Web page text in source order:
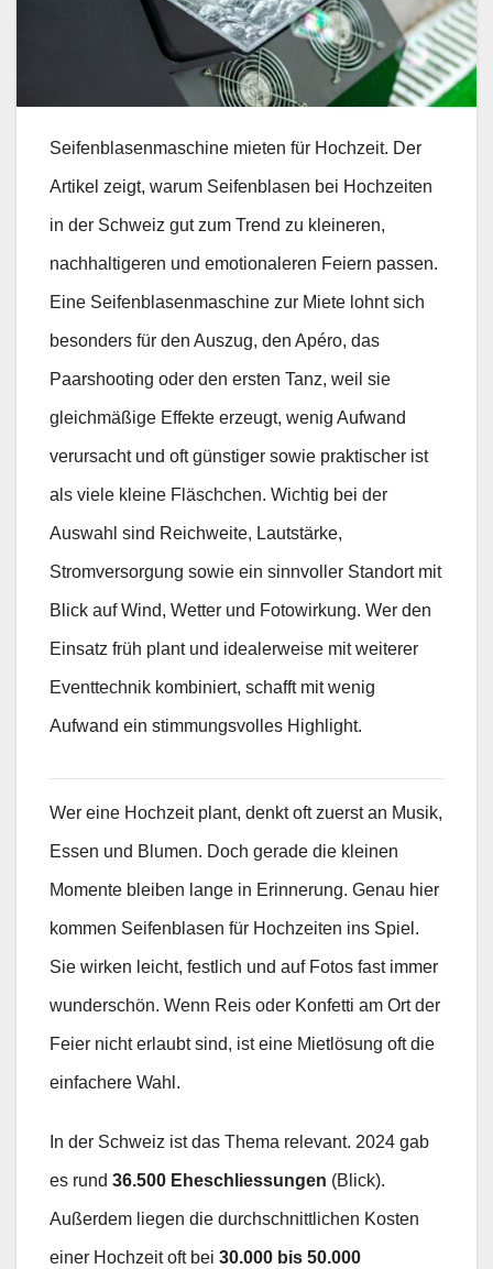
Seifenblasenmaschine mieten für Hochzeit. Der
Artikel zeigt, warum Seifenblasen bei Hochzeiten
in der Schweiz gut zum Trend zu kleineren,
nachhaltigeren und emotionaleren Feiern passen.
Eine Seifenblasenmaschine zur Miete lohnt sich
besonders für den Auszug, den Apéro, das
Paarshooting oder den ersten Tanz, weil sie
gleichmäßige Effekte erzeugt, wenig Aufwand
verursacht und oft günstiger sowie praktischer ist
als viele kleine Fläschchen. Wichtig bei der
Auswahl sind Reichweite, Lautstärke,
Stromversorgung sowie ein sinnvoller Standort mit
Blick auf Wind, Wetter und Fotowirkung. Wer den
Einsatz früh plant und idealerweise mit weiterer
Eventtechnik kombiniert, schafft mit wenig
Aufwand ein stimmungsvolles Highlight.
Wer eine Hochzeit plant, denkt oft zuerst an Musik,
Essen und Blumen. Doch gerade die kleinen
Momente bleiben lange in Erinnerung. Genau hier
kommen Seifenblasen für Hochzeiten ins Spiel.
Sie wirken leicht, festlich und auf Fotos fast immer
wunderschön. Wenn Reis oder Konfetti am Ort der
Feier nicht erlaubt sind, ist eine Mietlösung oft die
einfachere Wahl.
In der Schweiz ist das Thema relevant. 2024 gab
es rund 36.500 Eheschliessungen (Blick).
Außerdem liegen die durchschnittlichen Kosten
einer Hochzeit oft bei 30.000 bis 50.000